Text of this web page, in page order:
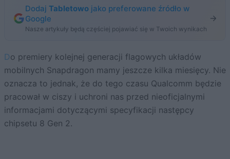
Dodaj Tabletowo jako preferowane źródło w
Google
Nasze artykuły będą częściej pojawiać się w Twoich wynikach
Do premiery kolejnej generacji flagowych układów
mobilnych Snapdragon mamy jeszcze kilka miesięcy. Nie
oznacza to jednak, że do tego czasu Qualcomm będzie
pracował w ciszy i uchroni nas przed nieoficjalnymi
informacjami dotyczącymi specyfikacji następcy
chipsetu 8 Gen 2.